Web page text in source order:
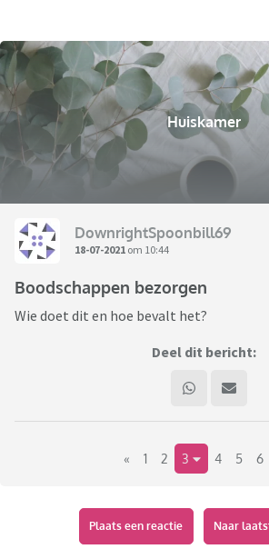
Huiskamer
DownrightSpoonbill69
18-07-2021 om 10:44
Boodschappen bezorgen
Wie doet dit en hoe bevalt het?
Deel dit bericht:
« 1 2 3 4 5 6
Plaats een reactie Naar